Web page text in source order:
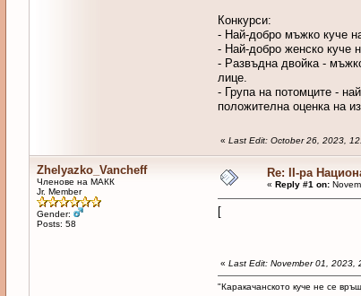
Конкурси:
- Най-добро мъжко куче
- Най-добро женско куче
- Развъдна двойка -
лице.
- Група на потомците -
положителна оценка на
« Last Edit: October 26, 2023,
Zhelyazko_Vancheff
Членове на МАКК
Jr. Member
Gender:
Posts: 58
Re: II-ра
« Reply #1 on:
[
« Last Edit: November 01, 2023,
"Каракачанското куче не се